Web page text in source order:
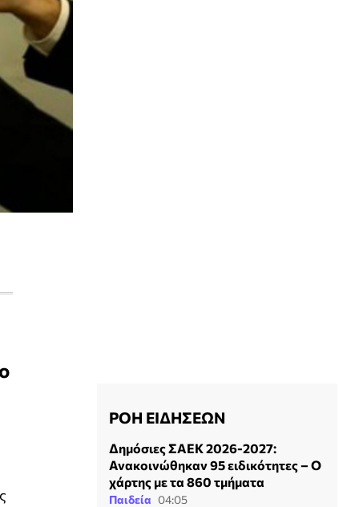
ΡΟΗ ΕΙΔΗΣΕΩΝ
Δημόσιες ΣΑΕΚ 2026-2027:
Ανακοινώθηκαν 95 ειδικότητες – Ο
χάρτης με τα 860 τμήματα
Παιδεία 04:05